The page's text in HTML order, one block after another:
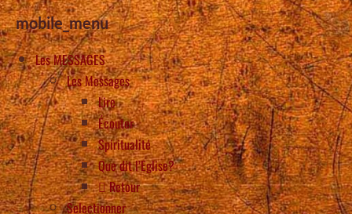
mobile_menu
Les MESSAGES
Les Messages
Lire
Écouter
Spiritualité
Que dit l’Eglise?
Retour
Selectionner